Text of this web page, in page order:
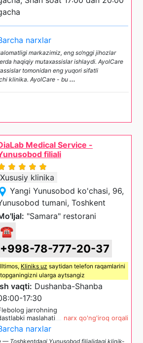
narxlar
markazimiz, eng so‘nggi jihozlar
haqiqiy mutaxassislar ishlaydi. AyolCare
tomonidan eng yuqori sifatli
klinika. AyolCare - bu ...
Medical Service -
filiali
Xususiy klinika
Yangi Yunusobod ko'chasi, 96,
tumani, Toshkent
"Samara" restorani
☎
+998-78-777-20-37
Iltimos, Kliniks uz saytidan telefon raqamlarini
topganingizni ularga aytsangiz
vaqti: Dushanba-Shanba
17:30
jarrohning
maslahati
narx qo'ng'iroq orqali
narxlar
— Toshkentdagi Yunusobod filialidagi klinik-